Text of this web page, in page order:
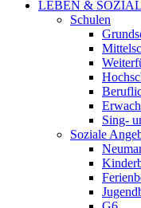
LEBEN &
Schulen
Sing-
Soziale